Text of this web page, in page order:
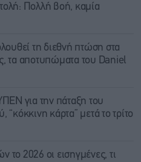
Πολλή βοή, καμία
τη διεθνή πτώση στα
τα αποτυπώματα του Daniel
για την πάταξη του
“κόκκινη κάρτα” μετά το τρίτο
το 2026 οι εισηγμένες, τι